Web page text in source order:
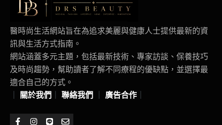
醫時尚生活網站旨在為追求美麗與健康人士提供最新的資
訊與生活方式指南。
網站涵蓋多元主題，包括最新技術、專家訪談、保養技巧
及時尚趨勢，幫助讀者了解不同療程的優缺點，並選擇最
適合自己的方式。
關於我們 聯絡我們 廣告合作